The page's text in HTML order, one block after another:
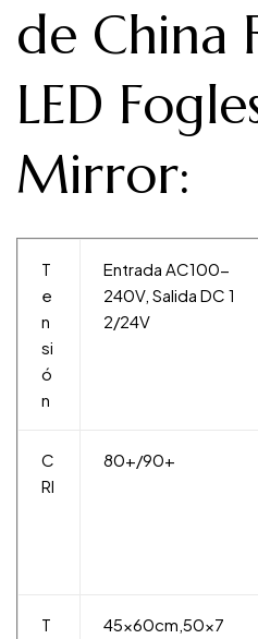
de China
LED
Mirror:
T
e
n
si
ó
n
Entrada AC100-
240V, Salida DC 1
2/24V
C
RI
80+/90+
T
45x60cm,50x7